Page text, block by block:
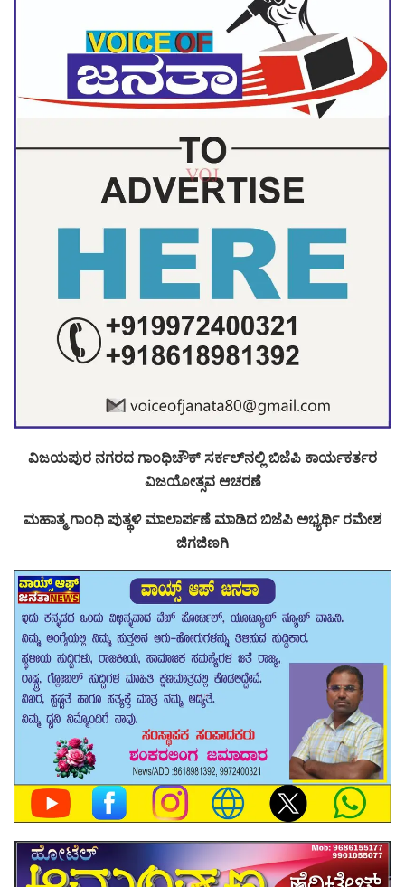
ವಿಜಯಪುರ ನಗರದ ಗಾಂಧಿಚೌಕ್ ಸರ್ಕಲ್‌‌ನಲ್ಲಿ ಬಿಜೆಪಿ ಕಾರ್ಯಕರ್ತರ
ವಿಜಯೋತ್ಸವ ಆಚರಣೆ
ಮಹಾತ್ಮ ಗಾಂಧಿ ಪುತ್ಥಳಿ ಮಾಲಾರ್ಪಣೆ ಮಾಡಿದ ಬಿಜೆಪಿ ಅಭ್ಯರ್ಥಿ ರಮೇಶ
ಜಿಗಜಿಣಗಿ